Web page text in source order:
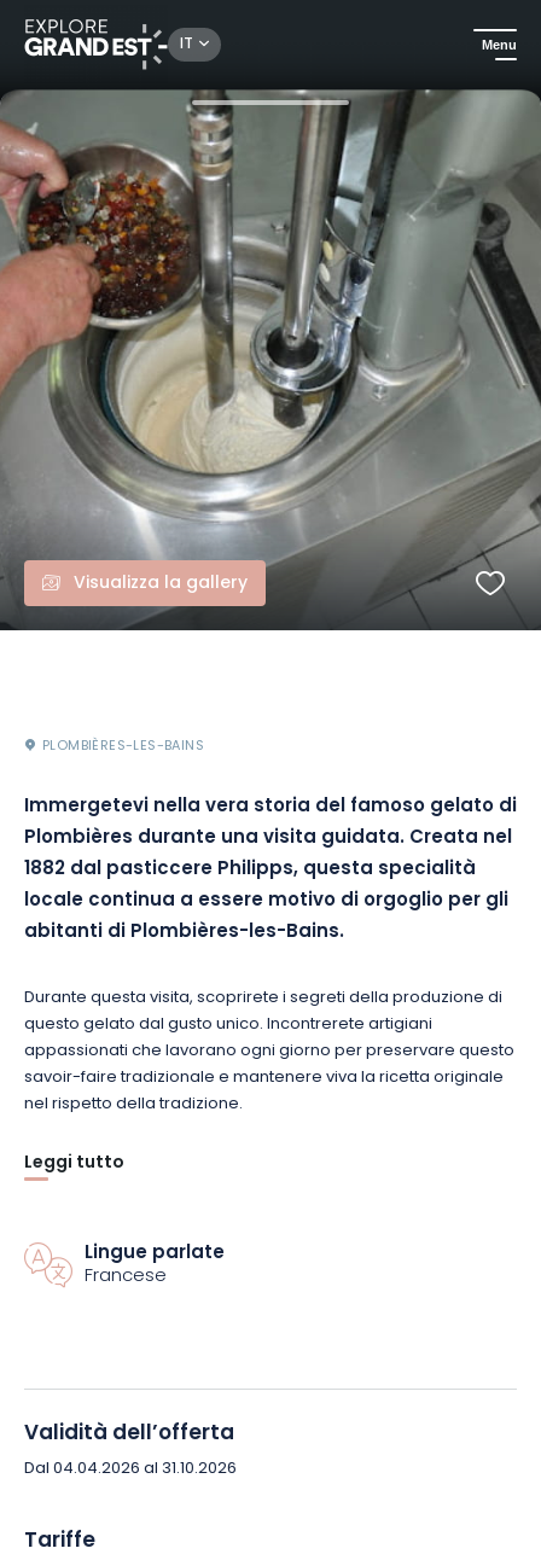
IT Menu
Gastronomia ed enoturismo Visita e degustazione della gelateria di Plombières
Visualizza la gallery
PLOMBIÈRES-LES-BAINS
Immergetevi nella vera storia del famoso gelato di
Plombières durante una visita guidata. Creata nel
1882 dal pasticcere Philipps, questa specialità
locale continua a essere motivo di orgoglio per gli
abitanti di Plombières-les-Bains.
Durante questa visita, scoprirete i segreti della produzione di
questo gelato dal gusto unico. Incontrerete artigiani
appassionati che lavorano ogni giorno per preservare questo
savoir-faire tradizionale e mantenere viva la ricetta originale
nel rispetto della tradizione.
Questa immersione nel patrimonio gastronomico locale è
di Plombières.
Leggi tutto
Lingue parlate
Francese
Validità dell’offerta
Dal 04.04.2026 al 31.10.2026
Tariffe